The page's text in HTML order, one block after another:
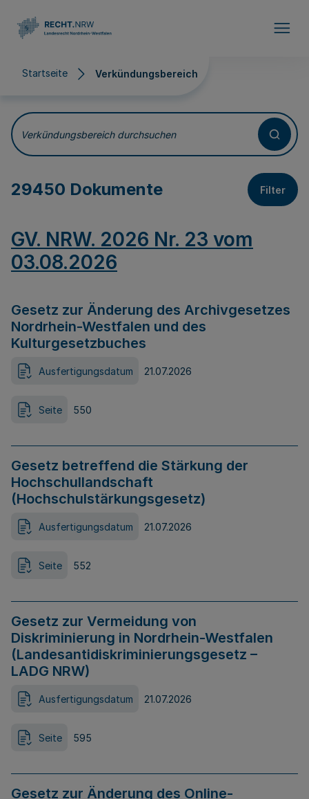
Startseite Verkündungsbereich
Verkündungsbereich
Verkündungsbereich durchsuchen
29450 Dokumente Filter
GV. NRW. 2026 Nr. 23 vom
03.08.2026
Gesetz zur Änderung des Archivgesetzes
Nordrhein-Westfalen und des
Kulturgesetzbuches
Ausfertigungsdatum 21.07.2026
Seite 550
Gesetz betreffend die Stärkung der
Hochschullandschaft
(Hochschulstärkungsgesetz)
Ausfertigungsdatum 21.07.2026
Seite 552
Gesetz zur Vermeidung von
Diskriminierung in Nordrhein-Westfalen
(Landesantidiskriminierungsgesetz –
LADG NRW)
Ausfertigungsdatum 21.07.2026
Seite 595
Gesetz zur Änderung des Online-